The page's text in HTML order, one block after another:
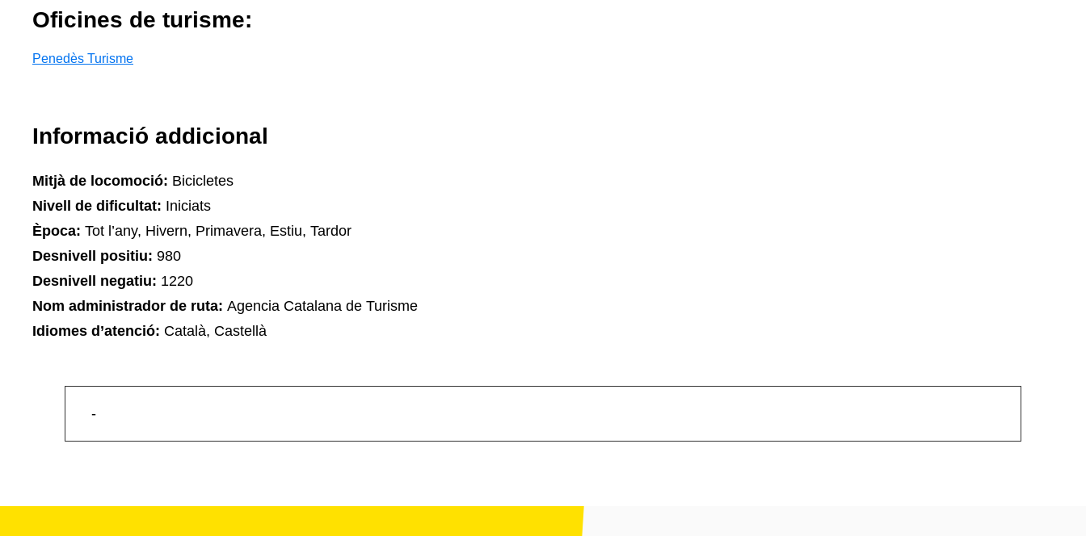
Oficines de turisme:
Penedès Turisme
Informació addicional
Mitjà de locomoció: Bicicletes
Nivell de dificultat: Iniciats
Època: Tot l’any, Hivern, Primavera, Estiu, Tardor
Desnivell positiu: 980
Desnivell negatiu: 1220
Nom administrador de ruta: Agencia Catalana de Turisme
Idiomes d’atenció: Català, Castellà
-